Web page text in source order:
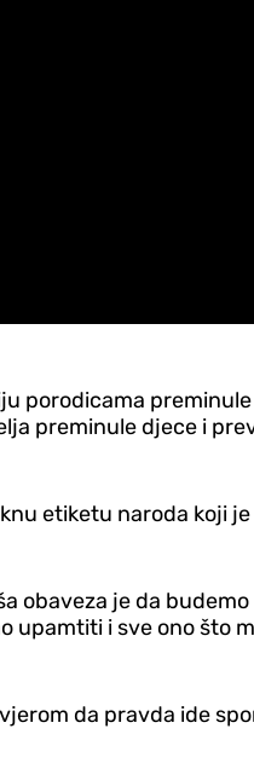
porodicama
preminule djece i
etiketu naroda koji
obaveza je da
upamtiti i sve ono što
da pravda ide